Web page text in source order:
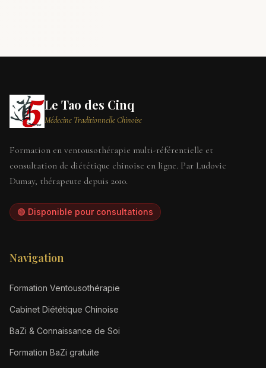
Le Tao des Cinq
Médecine Traditionnelle Chinoise
Formation en ventousothérapie multi-référentielle et
consultation de diététique chinoise en ligne. Par Ludovic
Dumay, thérapeute depuis 2010.
🟢 Disponible pour consultations
Navigation
Formation Ventousothérapie
Cabinet Diététique Chinoise
BaZi & Connaissance de Soi
Formation BaZi gratuite